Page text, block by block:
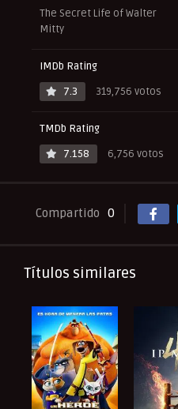
The Secret Life of Walter
Mitty
IMDb Rating
7.3
319,756 votos
TMDb Rating
7.158
6,756 votos
Compartido 0
Títulos similares